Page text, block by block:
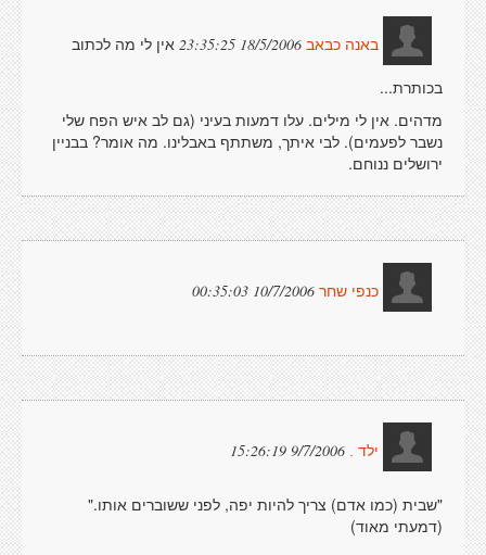
באנה כבאב 18/5/2006 23:35:25
אין לי מה לכתוב
בכותרת...
מדהים. אין לי מילים. עלו דמעות בעיני (גם לב איש הפח שלי
נשבר לפעמים). לבי איתך, משתתף באבלינו. מה אומר? בבניין
ירושלים ננוחם.
כנפי שחר 10/7/2006 00:35:03
ילד . 9/7/2006 15:26:19
"שבית (כמו אדם) צריך להיות יפה, לפני ששוברים אותו."
(דמעתי מאוד)